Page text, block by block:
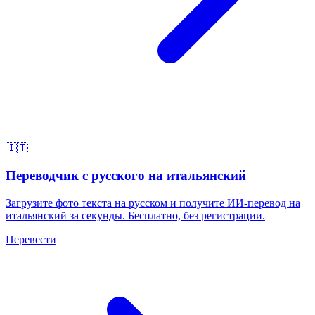
🇮🇹
Переводчик с русского на итальянский
Загрузите фото текста на русском и получите ИИ-перевод на
итальянский за секунды. Бесплатно, без регистрации.
Перевести